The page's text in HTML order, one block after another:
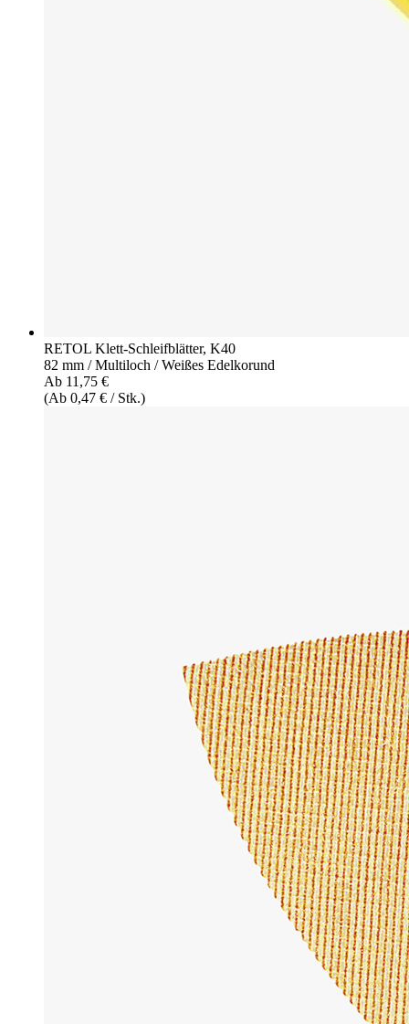
RETOL Klett-Schleifblätter, K40
82 mm / Multiloch / Weißes Edelkorund
Ab 11,75 €
(Ab 0,47 € / Stk.)